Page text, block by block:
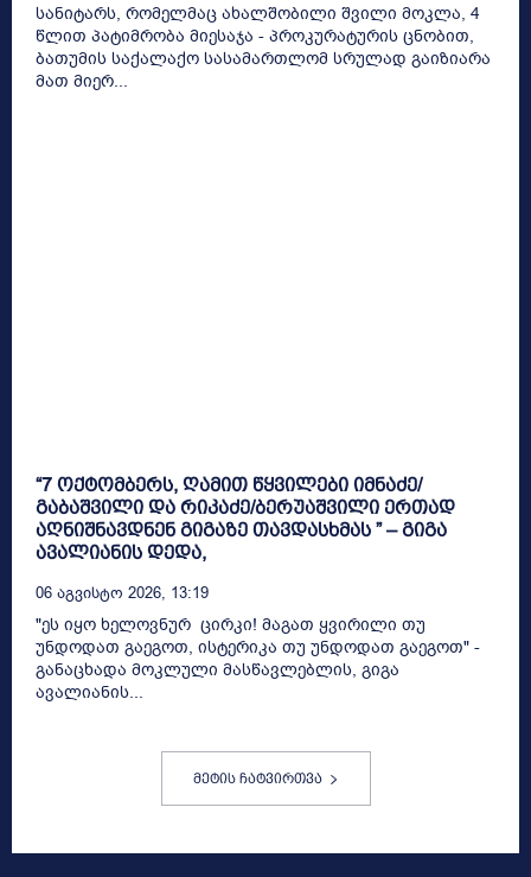
სანიტარს, რომელმაც ახალშობილი შვილი მოკლა, 4
წლით პატიმრობა მიესაჯა - პროკურატურის ცნობით,
ბათუმის საქალაქო სასამართლომ სრულად გაიზიარა
მათ მიერ...
“7 ოქტომბერს, ღამით წყვილები იმნაძე/
გაბაშვილი და რიკაძე/ბერუაშვილი ერთად
აღნიშნავდნენ გიგაზე თავდასხმას ” – გიგა
ავალიანის დედა,
06 Აგვისტო 2026, 13:19
"ეს იყო ხელოვნურ ცირკი! მაგათ ყვირილი თუ
უნდოდათ გაეგოთ, ისტერიკა თუ უნდოდათ გაეგოთ" -
განაცხადა მოკლული მასწავლებლის, გიგა
ავალიანის...
მეტის ჩატვირთვა